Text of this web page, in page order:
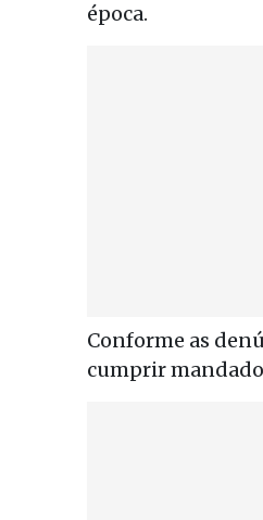
época.
Conforme as
cumprir